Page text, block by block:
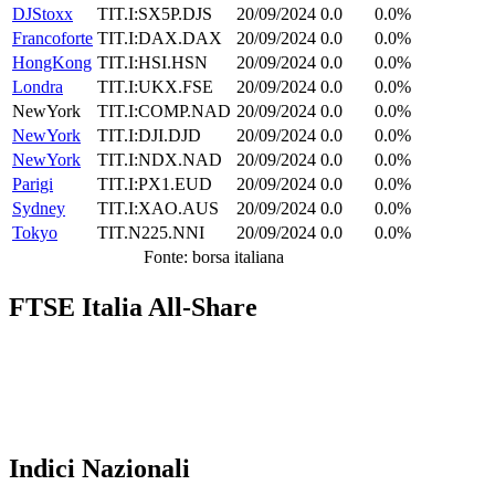
DJStoxx
TIT.I:SX5P.DJS 20/09/2024 0.0
0.0%
Francoforte TIT.I:DAX.DAX 20/09/2024 0.0
0.0%
HongKong TIT.I:HSI.HSN 20/09/2024 0.0
0.0%
Londra
TIT.I:UKX.FSE 20/09/2024 0.0
0.0%
NewYork
TIT.I:COMP.NAD 20/09/2024 0.0
0.0%
NewYork
TIT.I:DJI.DJD 20/09/2024 0.0
0.0%
NewYork
TIT.I:NDX.NAD 20/09/2024 0.0
0.0%
Parigi
TIT.I:PX1.EUD 20/09/2024 0.0
0.0%
Sydney
TIT.I:XAO.AUS 20/09/2024 0.0
0.0%
Tokyo
TIT.N225.NNI 20/09/2024 0.0
0.0%
Fonte: borsa italiana
FTSE Italia All-Share
Indici Nazionali